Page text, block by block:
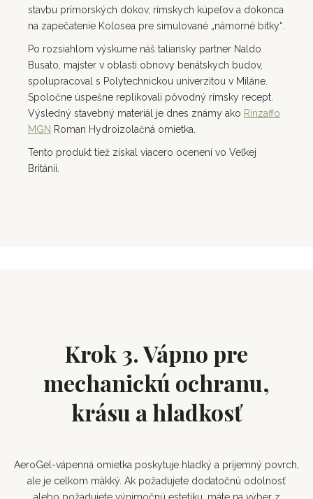
stavbu prímorských dokov, rímskych kúpeľov a dokonca
na zapečatenie Kolosea pre simulované „námorné bitky“.
Po rozsiahlom výskume náš taliansky partner Naldo
Busato, majster v oblasti obnovy benátskych budov,
spolupracoval s Polytechnickou univerzitou v Miláne.
Spoločne úspešne replikovali pôvodný rímsky recept.
Výsledný stavebný materiál je dnes známy ako Rinzaffo
MGN Roman Hydroizolačná omietka.
Tento produkt tiež získal viacero ocenení vo Veľkej
Británii.
Krok 3. Vápno pre
mechanickú ochranu,
krásu a hladkosť
AeroGel-vápenná omietka poskytuje hladký a príjemný povrch,
ale je celkom mäkký. Ak požadujete dodatočnú odolnosť